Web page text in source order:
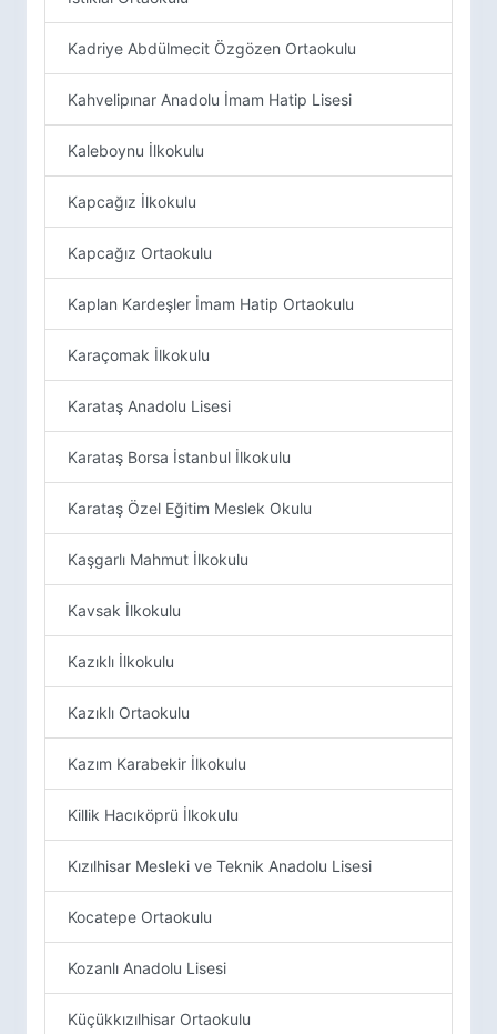
Kadriye Abdülmecit Özgözen Ortaokulu
Kahvelipınar Anadolu İmam Hatip Lisesi
Kaleboynu İlkokulu
Kapcağız İlkokulu
Kapcağız Ortaokulu
Kaplan Kardeşler İmam Hatip Ortaokulu
Karaçomak İlkokulu
Karataş Anadolu Lisesi
Karataş Borsa İstanbul İlkokulu
Karataş Özel Eğitim Meslek Okulu
Kaşgarlı Mahmut İlkokulu
Kavsak İlkokulu
Kazıklı İlkokulu
Kazıklı Ortaokulu
Kazım Karabekir İlkokulu
Killik Hacıköprü İlkokulu
Kızılhisar Mesleki ve Teknik Anadolu Lisesi
Kocatepe Ortaokulu
Kozanlı Anadolu Lisesi
Küçükkızılhisar Ortaokulu